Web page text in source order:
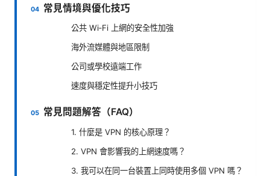
常見情境與優化技巧
公共 Wi‑Fi 上網的安全性加強
海外流媒體與地區限制
公司或學校遠端工作
速度與穩定性提升小技巧
常見問題解答（FAQ）
1. 什麼是 VPN 的核心原理？
2. VPN 會影響我的上網速度嗎？
3. 我可以在同一台裝置上同時使用多個 VPN 嗎？